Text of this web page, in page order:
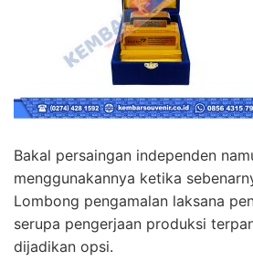
Bakal persaingan independen
menggunakannya ketika
Lombong pengamalan laksana
serupa pengerjaan produksi
dijadikan opsi.